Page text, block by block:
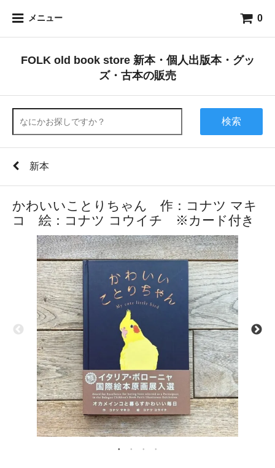
メニュー 0
FOLK old book store 新本・個人出版本・グッ
ズ・古本の販売
検索
新本
かわいいことりちゃん 作：コナツ マキ
コ 絵：コナツ コウイチ ※カード付き